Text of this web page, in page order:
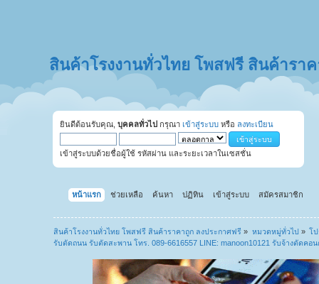
สินค้าโรงงานทั่วไทย โพสฟรี สินค้ารา
ยินดีต้อนรับคุณ, บุคคลทั่วไป กรุณา เข้าสู่ระบบ หรือ ลงทะเบียน
เข้าสู่ระบบด้วยชื่อผู้ใช้ รหัสผ่าน และระยะเวลาในเซสชั่น
หน้าแรก ช่วยเหลือ ค้นหา ปฏิทิน เข้าสู่ระบบ สมัครสมาชิก
สินค้าโรงงานทั่วไทย โพสฟรี สินค้าราคาถูก ลงประกาศฟรี » หมวดหมู่ทั่วไป » โ
รับตัดถนน รับตัดสะพาน โทร. 089-6616557 LINE: manoon10121 รับจ้างตัดคอ